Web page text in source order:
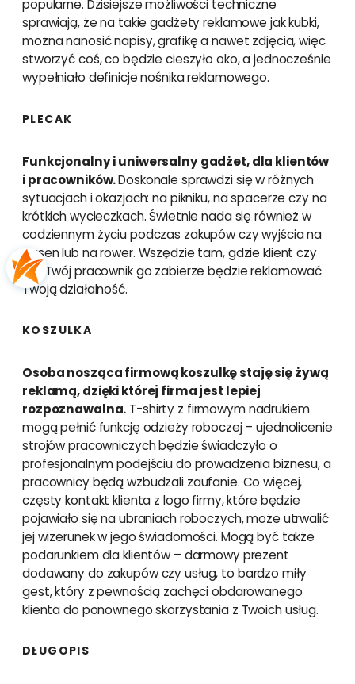
popularne. Dzisiejsze możliwości techniczne
sprawiają, że na takie gadżety reklamowe jak kubki,
można nanosić napisy, grafikę a nawet zdjęcia, więc
stworzyć coś, co będzie cieszyło oko, a jednocześnie
wypełniało definicje nośnika reklamowego.
PLECAK
Funkcjonalny i uniwersalny gadżet, dla klientów
i pracowników.Doskonale sprawdzi się w różnych
sytuacjach i okazjach: na pikniku, na spacerze czy na
krótkich wycieczkach. Świetnie nada się również w
codziennym życiu podczas zakupów czy wyjścia na
basen lub na rower. Wszędzie tam, gdzie klient czy
też Twój pracownik go zabierze będzie reklamować
Twoją działalność.
KOSZULKA
Osoba nosząca firmową koszulkę staję się żywą
reklamą, dzięki której firma jest lepiej
rozpoznawalna. T-shirty z firmowym nadrukiem
mogą pełnić funkcję odzieży roboczej – ujednolicenie
strojów pracowniczych będzie świadczyło o
profesjonalnym podejściu do prowadzenia biznesu, a
pracownicy będą wzbudzali zaufanie. Co więcej,
częsty kontakt klienta z logo firmy, które będzie
pojawiało się na ubraniach roboczych, może utrwalić
jej wizerunek w jego świadomości. Mogą być także
podarunkiem dla klientów – darmowy prezent
dodawany do zakupów czy usług, to bardzo miły
gest, który z pewnością zachęci obdarowanego
klienta do ponownego skorzystania z Twoich usług.
DŁUGOPIS